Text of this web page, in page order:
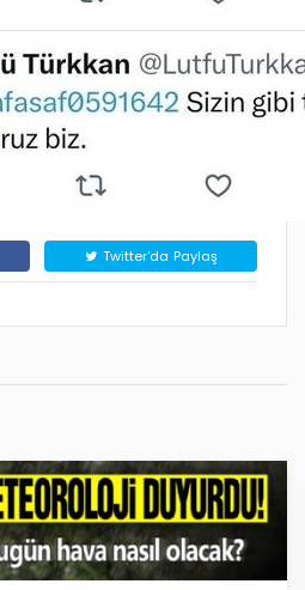
Twitter'da Paylaş